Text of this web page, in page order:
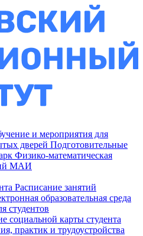
и мероприятия для
дверей Подготовительные
Физико-математическая
МАИ
Расписание занятий
образовательная среда
студентов
социальной карты студента
практик и трудоустройства